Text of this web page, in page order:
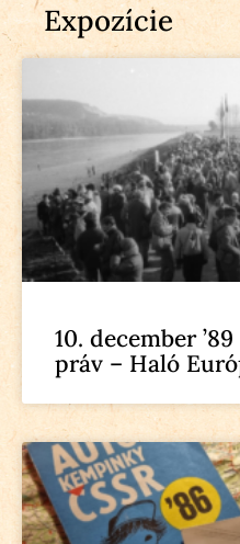
Expozície
10. december
práv – Haló